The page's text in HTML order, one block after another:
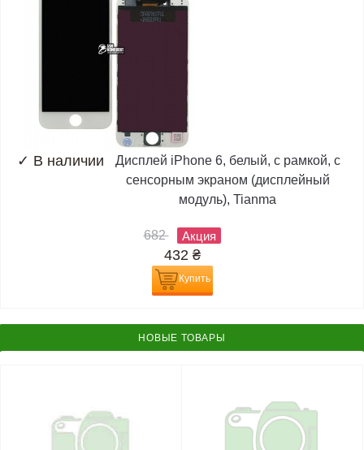
✓ В наличии
Дисплей iPhone 6, белый, с рамкой, с
сенсорным экраном (дисплейный
модуль), Tianma
682 Акция
432 ₴
Купить
НОВЫЕ ТОВАРЫ